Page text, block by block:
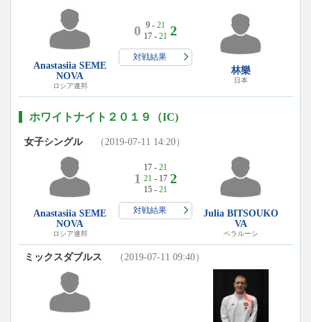
Anastasiia SEME
NOVA
ロシア連邦
0 9 - 21
17 - 21 2
対戦結果
林樂
日本
ホワイトナイト２０１９（IC)
女子シングル （2019-07-11 14:20）
Anastasiia SEME
NOVA
ロシア連邦
1
17 - 21
21 - 17
15 - 21
2
対戦結果
Julia BITSOUKO
VA
ベラルーシ
ミックスダブルス （2019-07-11 09:40）